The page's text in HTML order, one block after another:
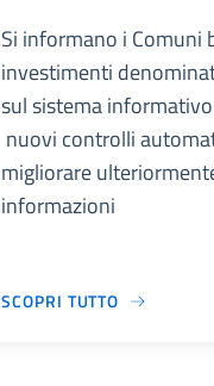
Si informano i Comuni
investimenti
sul sistema
nuovi controlli
migliorare
informazioni
SCOPRI TUTTO